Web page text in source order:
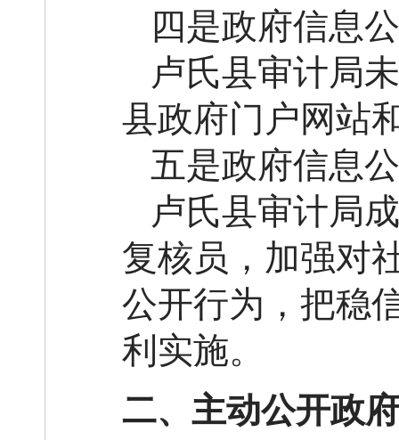
四是政府信息
卢氏县审计局
县政府门户网站
五是政府信息
卢氏县审计局
复核员，加强对
公开行为，把稳
利实施。
二、主动公开政